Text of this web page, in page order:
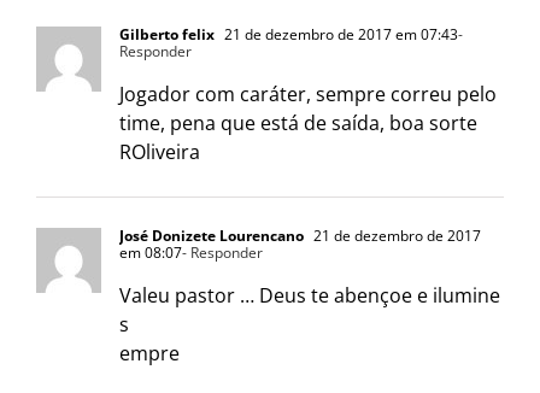
Gilberto felix 21 de dezembro de 2017 em 07:43-
Responder
Jogador com caráter, sempre correu pelo
time, pena que está de saída, boa sorte
ROliveira
José Donizete Lourencano 21 de dezembro de 2017
em 08:07- Responder
Valeu pastor … Deus te abençoe e ilumine
s
empre